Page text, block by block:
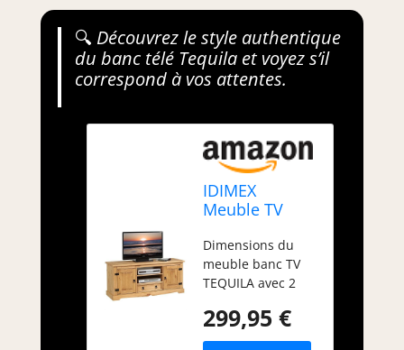
🔍 Découvrez le style authentique
du banc télé Tequila et voyez s’il
correspond à vos attentes.
IDIMEX
Meuble TV
télé de 140 cm
en Bois Style
Mexicain avec
niches et 2
Portes, en pin
Dimensions du
meuble banc TV
TEQUILA avec 2
140 x 61 x 47 cm
Ce meuble de
299,95 €